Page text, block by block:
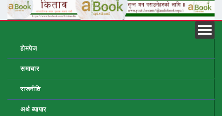
होमपेज
समाचार
राजनीति
अर्थ ब्यापार